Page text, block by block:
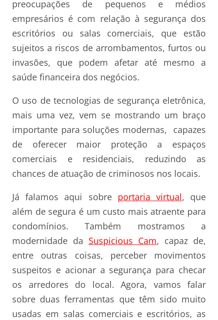
preocupações de pequenos e médios
empresários é com relação à segurança dos
escritórios ou salas comerciais, que estão
sujeitos a riscos de arrombamentos, furtos ou
invasões, que podem afetar até mesmo a
saúde financeira dos negócios.
O uso de tecnologias de segurança eletrônica,
mais uma vez, vem se mostrando um braço
importante para soluções modernas, capazes
de oferecer maior proteção a espaços
comerciais e residenciais, reduzindo as
chances de atuação de criminosos nos locais.
Já falamos aqui sobre portaria virtual, que
além de segura é um custo mais atraente para
condomínios. Também mostramos a
modernidade da Suspicious Cam, capaz de,
entre outras coisas, perceber movimentos
suspeitos e acionar a segurança para checar
os arredores do local. Agora, vamos falar
sobre duas ferramentas que têm sido muito
usadas em salas comerciais e escritórios, as